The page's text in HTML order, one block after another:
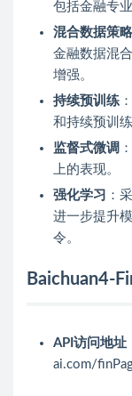
包括金融专
混合数据策略
金融数据混
增强。
持续预训练
和持续预训
监督式微调
上的表现。
强化学习 ：
进一步提升
令。
Baichuan4-
API访问地址
ai.com/